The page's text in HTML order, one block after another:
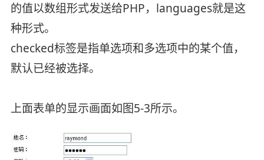
的值以数组形式发送给PHP，languages就是这
种形式。
checked标签是指单选项和多选项中的某个值，
默认已经被选择。
上面表单的显示画面如图5-3所示。